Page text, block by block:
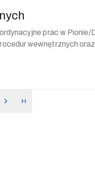
wewnętrznych oraz